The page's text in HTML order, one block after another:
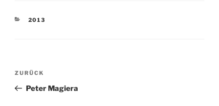
KATEGORIEN
2013
Beitragsnavigation
Vorheriger
Beitrag
ZURÜCK
Peter Magiera